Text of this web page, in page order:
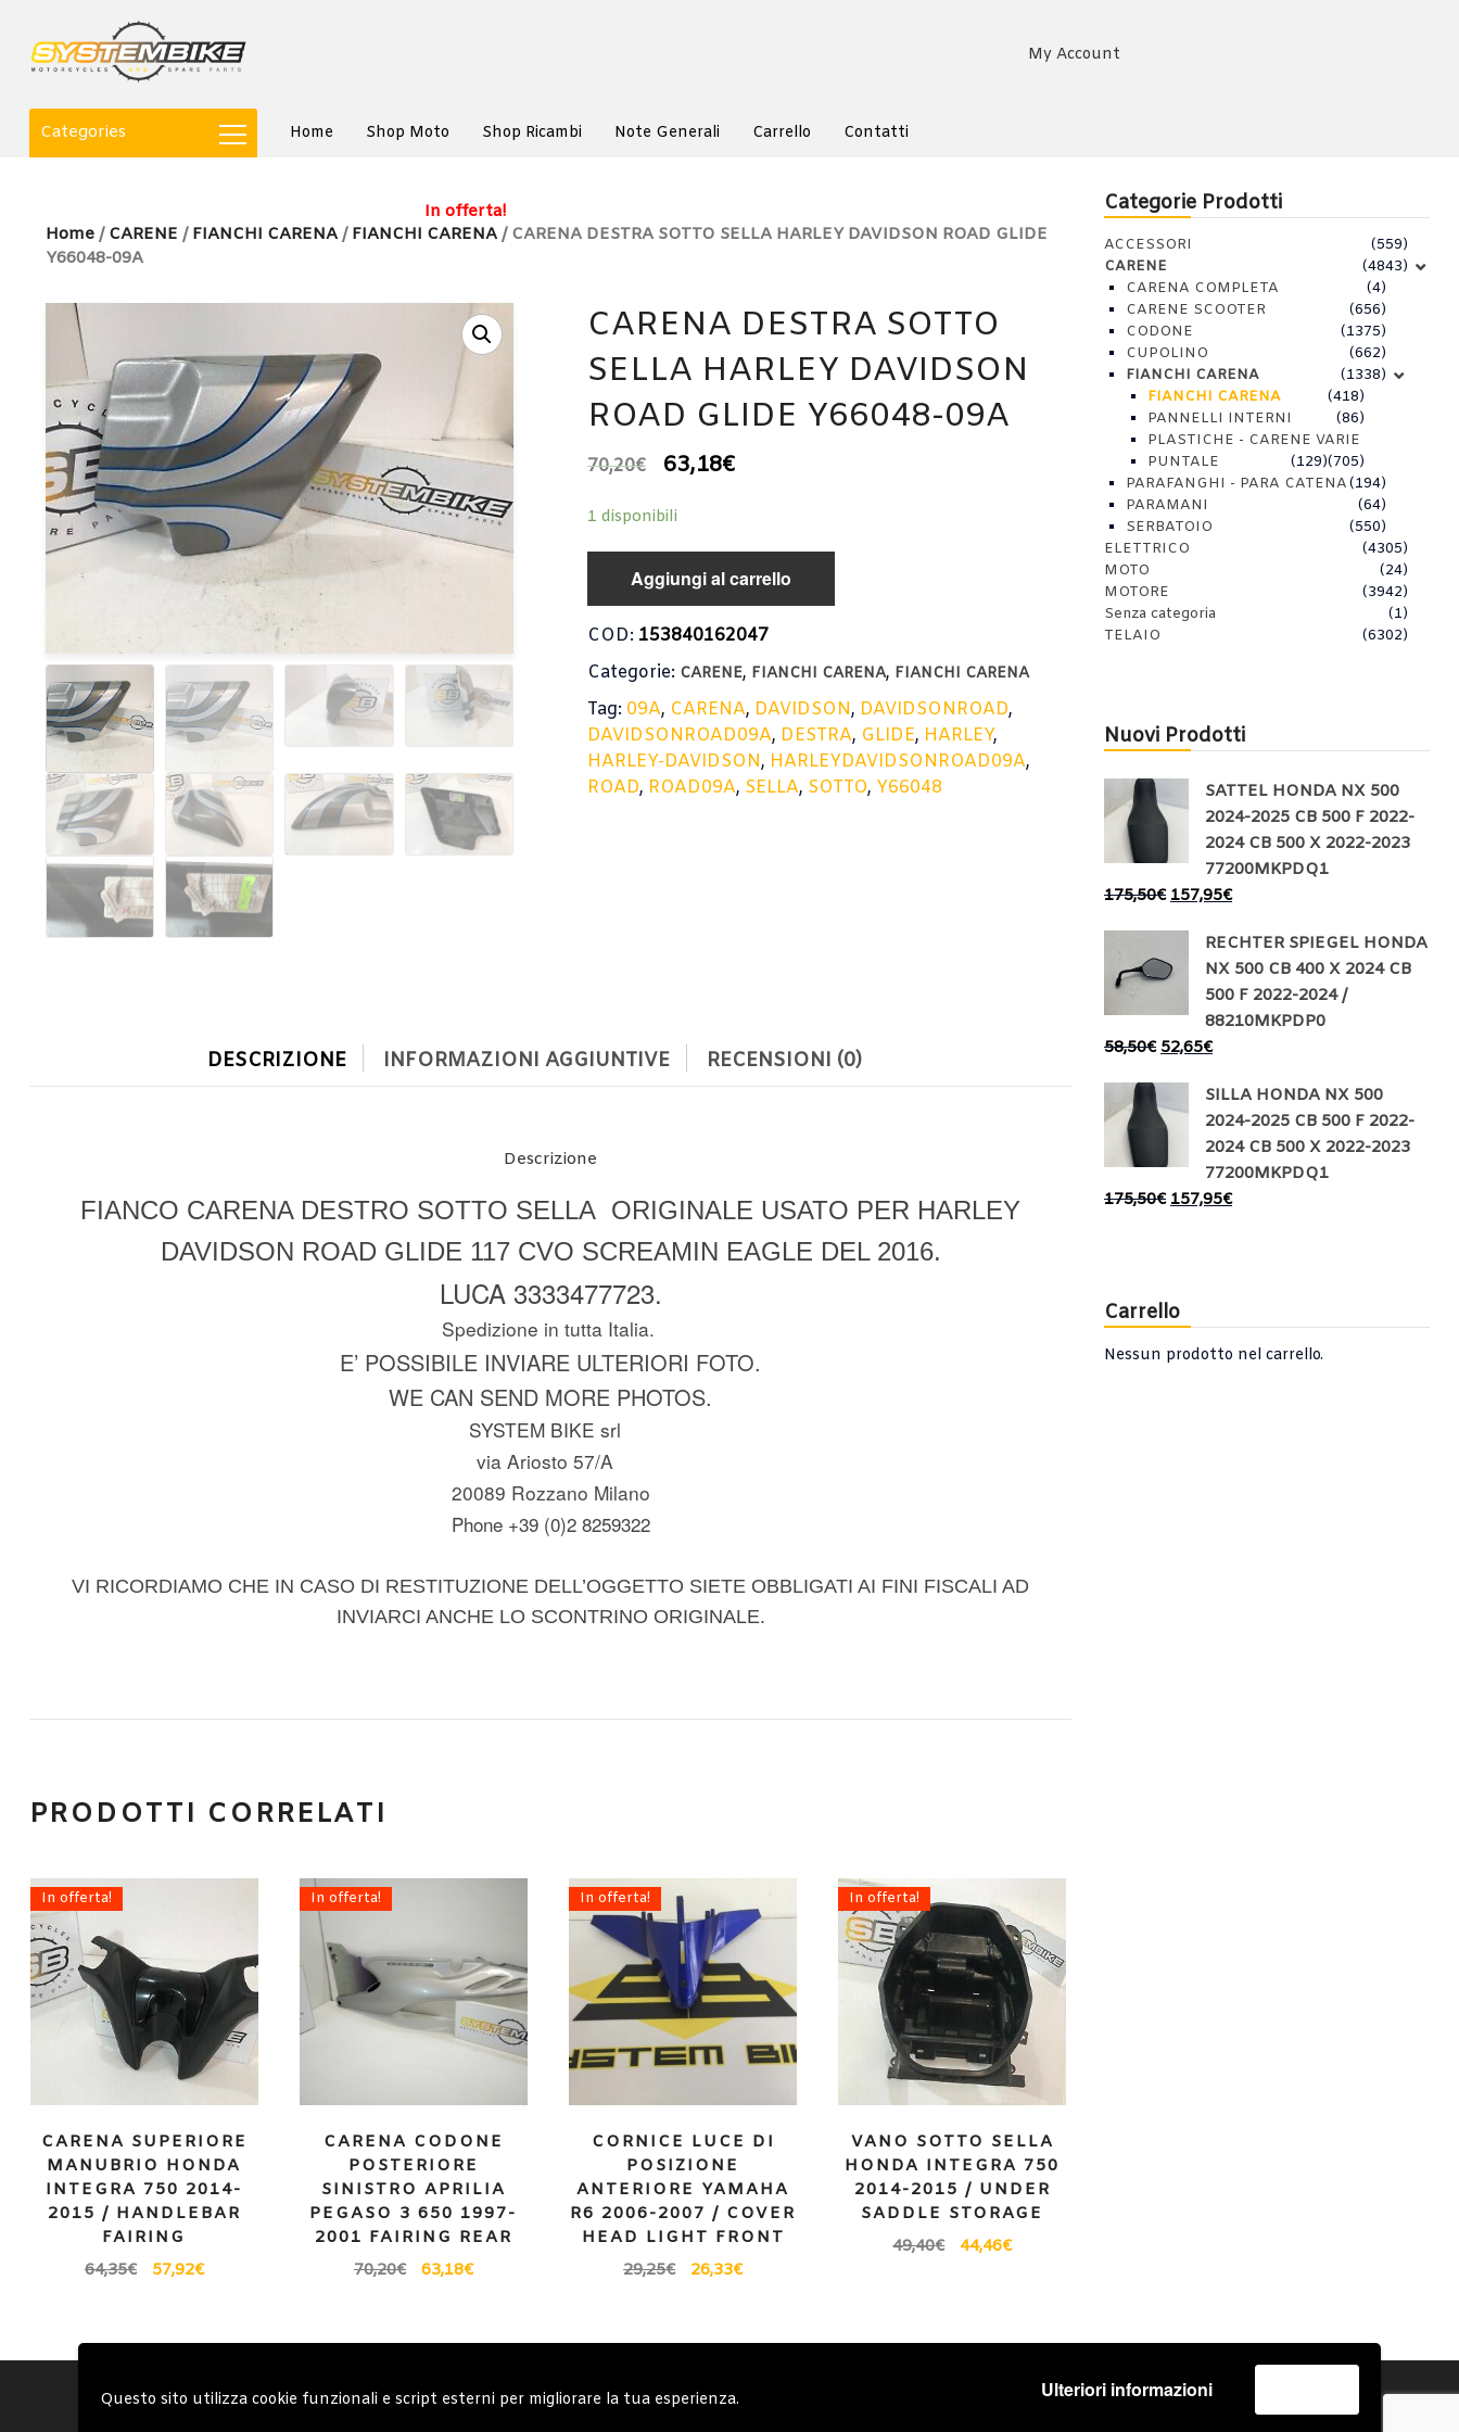
Questo sito utilizza cookie funzionali e script esterni per migliorare la tua esperienza. Ulteriori informazioni
My Account
Categories Home Shop Moto Shop Ricambi Note Generali Carrello Contatti
Home / CARENE / FIANCHI CARENA / FIANCHI CARENA / CARENA DESTRA SOTTO SELLA HARLEY DAVIDSON ROAD GLIDE
Y66048-09A
In offerta!
CARENA DESTRA SOTTO
SELLA HARLEY DAVIDSON
ROAD GLIDE Y66048-09A
70,20€ 63,18€
1 disponibili
Aggiungi al carrello
COD: 153840162047
Categorie: CARENE, FIANCHI CARENA, FIANCHI CARENA
Tag: 09A, CARENA, DAVIDSON, DAVIDSONROAD,
DAVIDSONROAD09A, DESTRA, GLIDE, HARLEY,
HARLEY-DAVIDSON, HARLEYDAVIDSONROAD09A,
ROAD, ROAD09A, SELLA, SOTTO, Y66048
DESCRIZIONE INFORMAZIONI AGGIUNTIVE RECENSIONI (0)
Descrizione
FIANCO CARENA DESTRO SOTTO SELLA ORIGINALE USATO PER HARLEY
DAVIDSON ROAD GLIDE 117 CVO SCREAMIN EAGLE DEL 2016.
LUCA 3333477723.
Spedizione in tutta Italia.
E’ POSSIBILE INVIARE ULTERIORI FOTO.
WE CAN SEND MORE PHOTOS.
SYSTEM BIKE srl
via Ariosto 57/A
20089 Rozzano Milano
Phone +39 (0)2 8259322
VI RICORDIAMO CHE IN CASO DI RESTITUZIONE DELL’OGGETTO SIETE OBBLIGATI AI FINI FISCALI AD
INVIARCI ANCHE LO SCONTRINO ORIGINALE.
PRODOTTI CORRELATI
In offerta!
CARENA SUPERIORE
MANUBRIO HONDA
INTEGRA 750 2014-
2015 / HANDLEBAR
FAIRING
64,35€ 57,92€
In offerta!
CARENA CODONE
POSTERIORE
SINISTRO APRILIA
PEGASO 3 650 1997-
2001 FAIRING REAR
70,20€ 63,18€
In offerta!
CORNICE LUCE DI
POSIZIONE
ANTERIORE YAMAHA
R6 2006-2007 / COVER
HEAD LIGHT FRONT
29,25€ 26,33€
In offerta!
VANO SOTTO SELLA
HONDA INTEGRA 750
2014-2015 / UNDER
SADDLE STORAGE
49,40€ 44,46€
Categorie Prodotti
ACCESSORI
(559)
CARENE
(4843)
CARENA COMPLETA
(4)
CARENE SCOOTER
(656)
CODONE
(1375)
CUPOLINO
(662)
FIANCHI CARENA
(1338)
FIANCHI CARENA
(418)
PANNELLI INTERNI
(86)
PLASTICHE - CARENE VARIE
(705)
PUNTALE
(129)
PARAFANGHI - PARA CATENA(194)
PARAMANI
(64)
SERBATOIO
(550)
ELETTRICO
(4305)
MOTO
(24)
MOTORE
(3942)
Senza categoria
(1)
TELAIO
(6302)
Nuovi Prodotti
SATTEL HONDA NX 500
2024-2025 CB 500 F 2022-
2024 CB 500 X 2022-2023
77200MKPDQ1
175,50€ 157,95€
RECHTER SPIEGEL HONDA
NX 500 CB 400 X 2024 CB
500 F 2022-2024 /
88210MKPDP0
58,50€ 52,65€
SILLA HONDA NX 500
2024-2025 CB 500 F 2022-
2024 CB 500 X 2022-2023
77200MKPDQ1
175,50€ 157,95€
Carrello
Nessun prodotto nel carrello.
Account Condizioni Generali Note generali Spedizione e Consegna
Copyright © 2019 - System Bike Srl - Design by TDsolutions